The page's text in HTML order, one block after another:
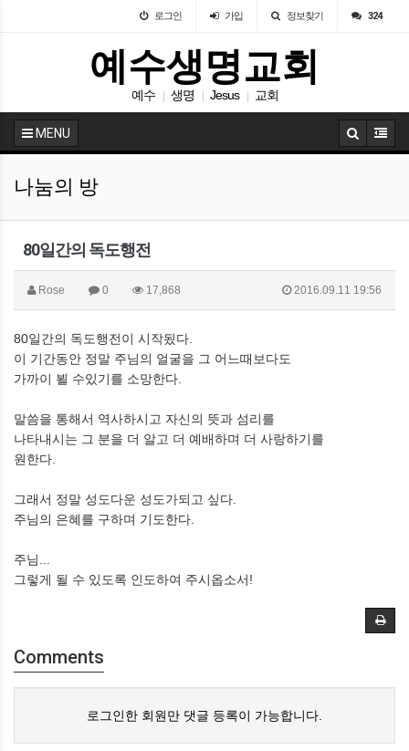
로그인 가입 정보찾기 324
예수생명교회
예수 생명 Jesus 교회
MENU
나눔의 방
80일간의 독도행전
Rose 0 17,868 2016.09.11 19:56
80일간의 독도행전이 시작됬다.
이 기간동안 정말 주님의 얼굴을 그 어느때보다도
가까이 뵐 수있기를 소망한다.
말씀을 통해서 역사하시고 자신의 뜻과 섬리를
나타내시는 그 분을 더 알고 더 예배하며 더 사랑하기를
원한다.
그래서 정말 성도다운 성도가되고 싶다.
주님의 은혜를 구하며 기도한다.
주님...
그렇게 될 수 있도록 인도하여 주시옵소서!
Comments
로그인한 회원만 댓글 등록이 가능합니다.